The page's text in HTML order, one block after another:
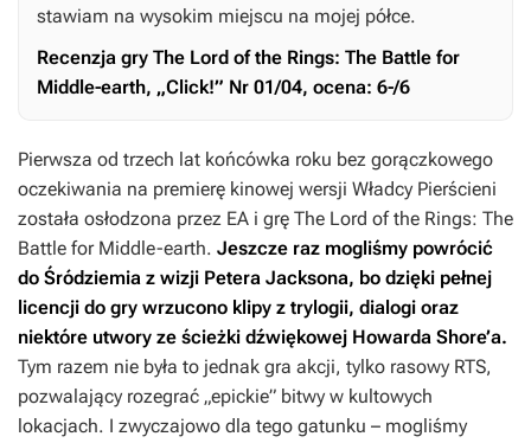
stawiam na wysokim miejscu na mojej półce.
Recenzja gry The Lord of the Rings: The Battle for
Middle-earth, „Click!” Nr 01/04, ocena: 6-/6
Pierwsza od trzech lat końcówka roku bez gorączkowego
oczekiwania na premierę kinowej wersji Władcy Pierścieni
została osłodzona przez EA i grę The Lord of the Rings: The
Battle for Middle-earth. Jeszcze raz mogliśmy powrócić
do Śródziemia z wizji Petera Jacksona, bo dzięki pełnej
licencji do gry wrzucono klipy z trylogii, dialogi oraz
niektóre utwory ze ścieżki dźwiękowej Howarda Shore’a.
Tym razem nie była to jednak gra akcji, tylko rasowy RTS,
pozwalający rozegrać „epickie” bitwy w kultowych
lokacjach. I zwyczajowo dla tego gatunku – mogliśmy